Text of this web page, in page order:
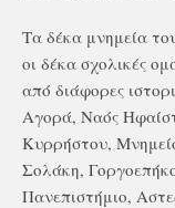
Τα δέκα μνημεία
οι δέκα σχολικές
από διάφορες
Αγορά, Ναός
Κυρρήστου,
Σολάκη,
Πανεπιστήμιο,